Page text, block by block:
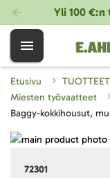
Yli 100
Etusivu TUOTTEET
Miesten työvaatteet
Baggy-kokkihousut,
72301
Skip